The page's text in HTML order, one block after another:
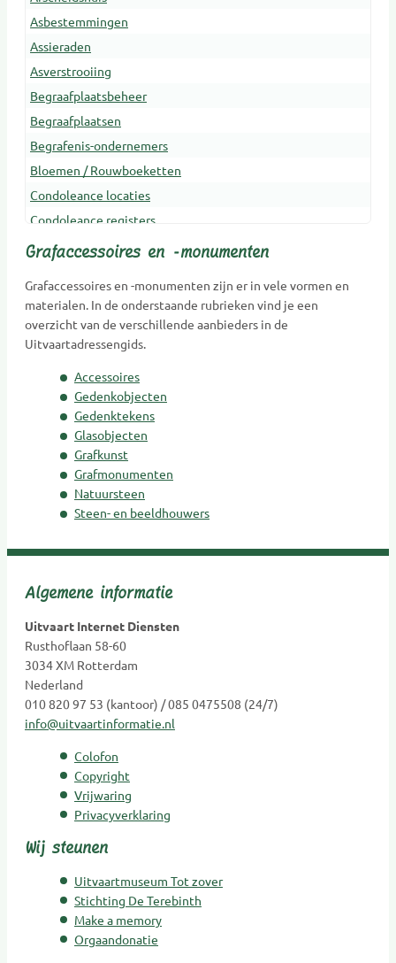
Asbestemmingen
Assieraden
Asverstrooiing
Begraafplaatsbeheer
Begraafplaatsen
Begrafenis-ondernemers
Bloemen / Rouwboeketten
Condoleance locaties
Condoleance registers
Crematoria
Dragers
Erfenis en belasting
Gedenkobjecten
Gedenksieraden
Gedenktekens
Glasobjecten
Goede doelen
Grafkunst
Grafmonumenten
Kaarsen
Kinderen Urnen
Mediators
Muzikanten / Uitvaartmuziek
Nabestaandenzorg
Natuurbegraafplaatsen
Natuursteen
Opleidingen
Opzegdiensten
Repatriëring
Ritueelbegeleiding
Rouw- en verliesbegeleiding kinderen
Grafaccessoires en -monumenten
Grafaccessoires en -monumenten zijn er in vele vormen en
materialen. In de onderstaande rubrieken vind je een
overzicht van de verschillende aanbieders in de
Uitvaartadressengids.
Accessoires
Gedenkobjecten
Gedenktekens
Glasobjecten
Grafkunst
Grafmonumenten
Natuursteen
Steen- en beeldhouwers
Algemene informatie
Uitvaart Internet Diensten
Rusthoflaan 58-60
3034 XM Rotterdam
Nederland
010 820 97 53 (kantoor) / 085 0475508 (24/7)
info@uitvaartinformatie.nl
Colofon
Copyright
Vrijwaring
Privacyverklaring
Wij steunen
Uitvaartmuseum Tot zover
Stichting De Terebinth
Make a memory
Orgaandonatie